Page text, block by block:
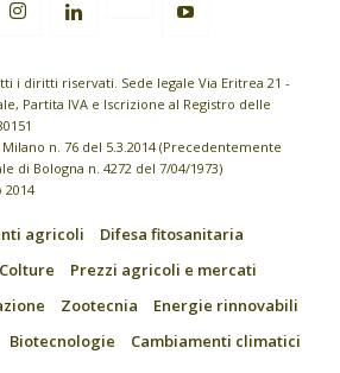
i diritti riservati. Sede legale Via Eritrea 21 -
Partita IVA e Iscrizione al Registro delle
n. 76 del 5.3.2014 (Precedentemente
di Bologna n. 4272 del 7/04/1973)
2014
agricoli
Difesa fitosanitaria
Colture
Prezzi agricoli e mercati
Zootecnia
Energie rinnovabili
Biotecnologie
Cambiamenti climatici